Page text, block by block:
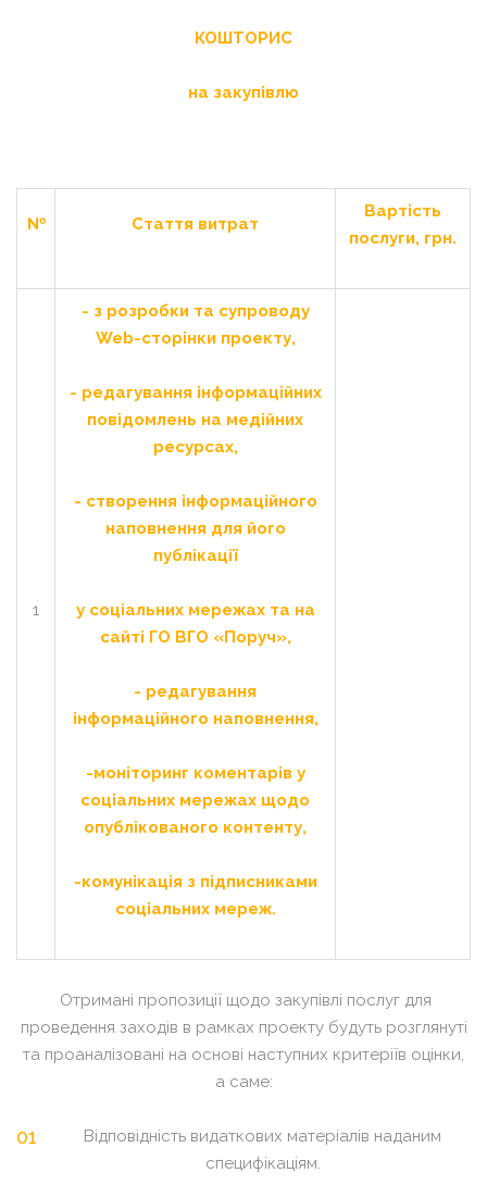
КОШТОРИС
на закупівлю
№ Стаття витрат
Вартість
послуги, грн.
1
- з розробки та супроводу
Web-сторінки проекту,
- редагування інформаційних
повідомлень на медійних
ресурсах,
- створення інформаційного
наповнення для його
публікації
у соціальних мережах та на
сайті ГО ВГО «Поруч»,
- редагування
інформаційного наповнення,
-моніторинг коментарів у
соціальних мережах щодо
опублікованого контенту,
-комунікація з підписниками
соціальних мереж.
Отримані пропозиції щодо закупівлі послуг для
проведення заходів в рамках проекту будуть розглянуті
та проаналізовані на основі наступних критеріїв оцінки,
а саме:
Відповідність видаткових матеріалів наданим
специфікаціям.